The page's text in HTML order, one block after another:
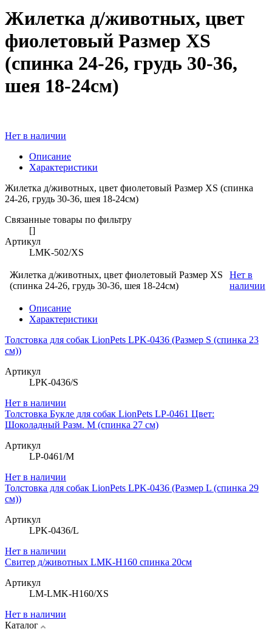
Жилетка д/животных, цвет
фиолетовый Размер XS
(спинка 24-26, грудь 30-36,
шея 18-24см)
Нет в наличии
Описание
Характеристики
Жилетка д/животных, цвет фиолетовый Размер XS (спинка
24-26, грудь 30-36, шея 18-24см)
Связанные товары по фильтру
[]
Артикул
LMK-502/XS
Жилетка д/животных, цвет фиолетовый Размер XS
(спинка 24-26, грудь 30-36, шея 18-24см)
Нет в
наличии
Описание
Характеристики
Толстовка для собак LionPets LPK-0436 (Размер S (спинка 23
см))
Артикул
LPK-0436/S
Нет в наличии
Толстовка Букле для собак LionPets LP-0461 Цвет:
Шоколадный Разм. M (спинка 27 см)
Артикул
LP-0461/M
Нет в наличии
Толстовка для собак LionPets LPK-0436 (Размер L (спинка 29
см))
Артикул
LPK-0436/L
Нет в наличии
Свитер д/животных LMK-H160 спинка 20см
Артикул
LM-LMK-H160/XS
Нет в наличии
Каталог